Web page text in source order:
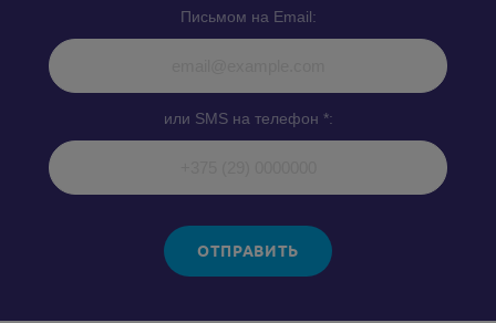
Письмом на Email:
или SMS на телефон *:
ОТПРАВИТЬ